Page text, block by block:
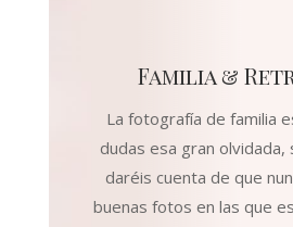
Familia &
La fotografía de familia
dudas esa gran olvidada,
daréis cuenta de que
buenas fotos en las que